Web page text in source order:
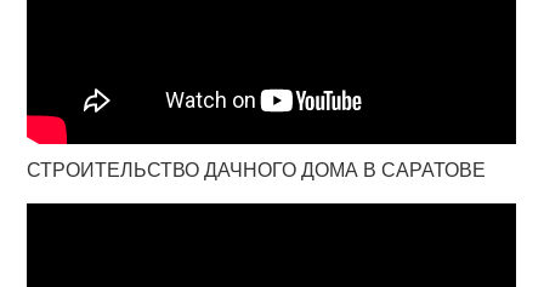
СТРОИТЕЛЬСТВО ДАЧНОГО ДОМА В САРАТОВЕ